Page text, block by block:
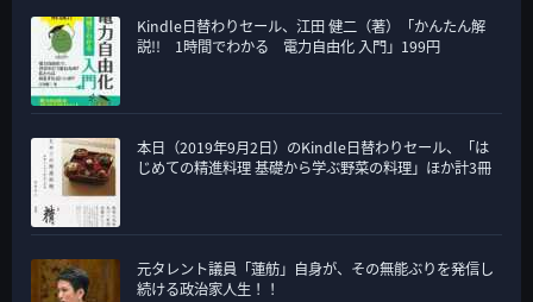
Kindle日替わりセール、江田 健二（著）「かんたん解
説!! 1時間でわかる 電力自由化 入門」199円
本日（2019年9月2日）のKindle日替わりセール、「は
じめての精進料理 基礎から学ぶ野菜の料理」ほか計3冊
元タレント議員「蓮舫」自身が、その無能ぶりを発信し
続ける政治家人生！！